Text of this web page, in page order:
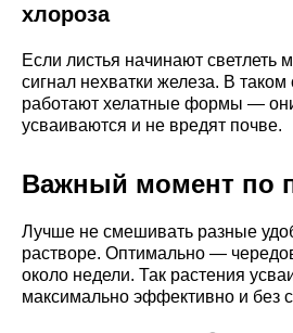
хлороза
Если листья начинают светлеть
сигнал нехватки железа. В
работают хелатные формы —
усваиваются и не вредят почве.
Важный момент по
Лучше не смешивать разные
растворе. Оптимально —
около недели. Так растения
максимально эффективно и без